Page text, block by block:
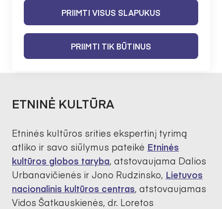
Sričių apžvalgos
ETNINĖ KULTŪRA
ETNINĖ KULTŪRA
Etninės kultūros srities ekspertinį tyrimą
atliko ir savo siūlymus pateikė Etninės
kultūros globos taryba, atstovaujama Dalios
Urbanavičienės ir Jono Rudzinsko, Lietuvos
nacionalinis kultūros centras, atstovaujamas
Vidos Šatkauskienės, dr. Loretos
PRIIMTI VISUS SLAPUKUS
PRIIMTI TIK BŪTINUS